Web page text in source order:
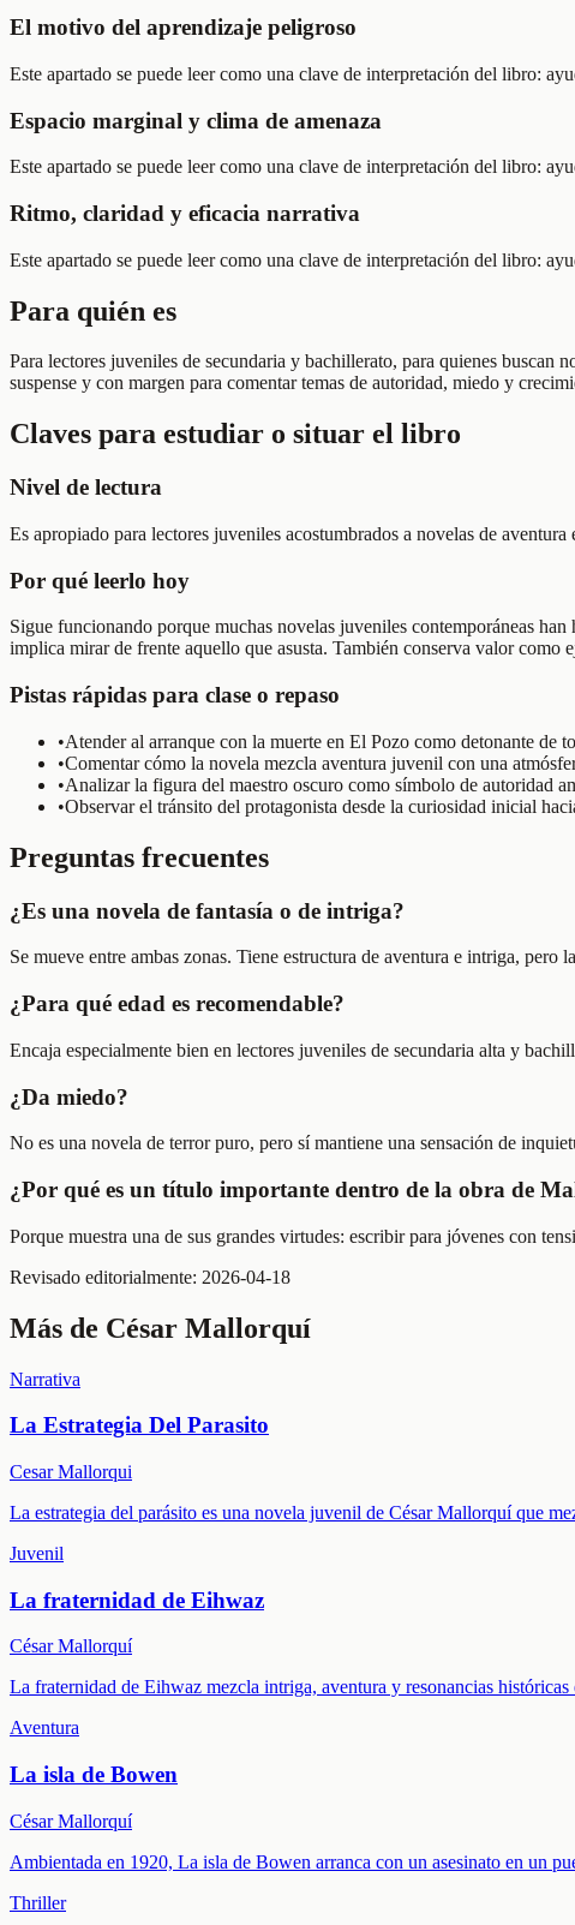
El motivo del aprendizaje peligroso
Este apartado se puede leer como una clave de interpretación del libro:
Espacio marginal y clima de amenaza
Este apartado se puede leer como una clave de interpretación del libro:
Ritmo, claridad y eficacia narrativa
Este apartado se puede leer como una clave de interpretación del libro:
Para quién es
Para lectores juveniles de secundaria y bachillerato, para quienes buscan
suspense y con margen para comentar temas de autoridad, miedo y
Claves para estudiar o situar el libro
Nivel de lectura
Es apropiado para lectores juveniles acostumbrados a novelas de
Por qué leerlo hoy
Sigue funcionando porque muchas novelas juveniles contemporáneas
implica mirar de frente aquello que asusta. También conserva valor
Pistas rápidas para clase o repaso
•Atender al arranque con la muerte en El Pozo como detonante de
•Comentar cómo la novela mezcla aventura juvenil con una
•Analizar la figura del maestro oscuro como símbolo de autoridad
•Observar el tránsito del protagonista desde la curiosidad inicial
Preguntas frecuentes
¿Es una novela de fantasía o de intriga?
Se mueve entre ambas zonas. Tiene estructura de aventura e intriga,
¿Para qué edad es recomendable?
Encaja especialmente bien en lectores juveniles de secundaria alta y
¿Da miedo?
No es una novela de terror puro, pero sí mantiene una sensación de
¿Por qué es un título importante dentro de la obra de
Porque muestra una de sus grandes virtudes: escribir para jóvenes con
Revisado editorialmente: 2026-04-18
Más de César Mallorquí
Narrativa
La Estrategia Del Parasito
Cesar Mallorqui
La estrategia del parásito es una novela juvenil de César Mallorquí que
Juvenil
La fraternidad de Eihwaz
César Mallorquí
La fraternidad de Eihwaz mezcla intriga, aventura y resonancias
Aventura
La isla de Bowen
César Mallorquí
Ambientada en 1920, La isla de Bowen arranca con un asesinato en un
Thriller